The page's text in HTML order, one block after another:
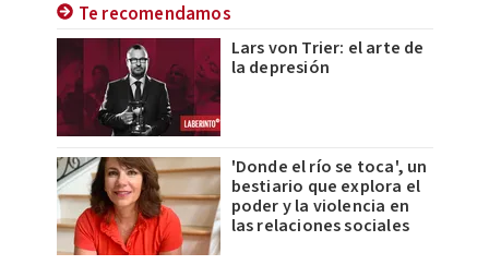
Te recomendamos
Lars von Trier: el arte de
la depresión
'Donde el río se toca', un
bestiario que explora el
poder y la violencia en
las relaciones sociales